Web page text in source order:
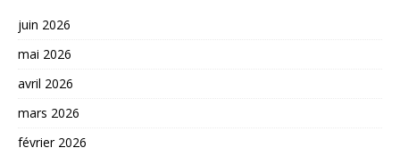
juin 2026
mai 2026
avril 2026
mars 2026
février 2026